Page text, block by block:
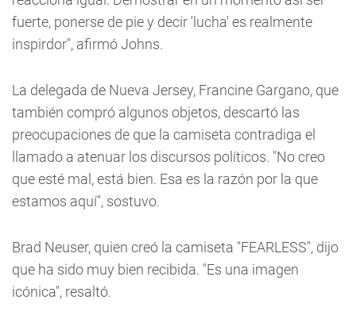
fuerte, ponerse de pie y decir 'lucha' es realmente
inspirdor", afirmó Johns.
La delegada de Nueva Jersey, Francine Gargano, que
también compró algunos objetos, descartó las
preocupaciones de que la camiseta contradiga el
llamado a atenuar los discursos políticos. "No creo
que esté mal, está bien. Esa es la razón por la que
estamos aquí", sostuvo.
Brad Neuser, quien creó la camiseta "FEARLESS", dijo
que ha sido muy bien recibida. "Es una imagen
icónica", resaltó.